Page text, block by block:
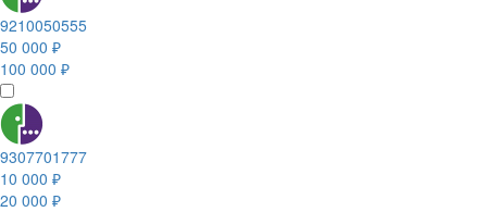
9210050555
50 000 ₽
100 000 ₽
9307701777
10 000 ₽
20 000 ₽